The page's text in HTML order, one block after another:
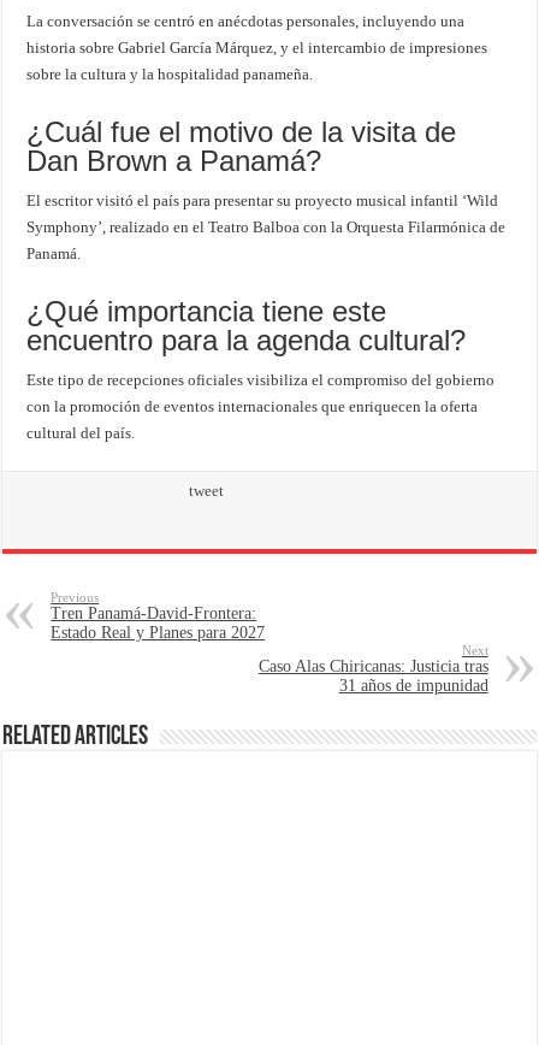
La conversación se centró en anécdotas personales, incluyendo una
historia sobre Gabriel García Márquez, y el intercambio de impresiones
sobre la cultura y la hospitalidad panameña.
¿Cuál fue el motivo de la visita de
Dan Brown a Panamá?
El escritor visitó el país para presentar su proyecto musical infantil ‘Wild
Symphony’, realizado en el Teatro Balboa con la Orquesta Filarmónica de
Panamá.
¿Qué importancia tiene este
encuentro para la agenda cultural?
Este tipo de recepciones oficiales visibiliza el compromiso del gobierno
con la promoción de eventos internacionales que enriquecen la oferta
cultural del país.
tweet
Previous
Tren Panamá-David-Frontera:
Estado Real y Planes para 2027
Next
Caso Alas Chiricanas: Justicia tras
31 años de impunidad
Related Articles